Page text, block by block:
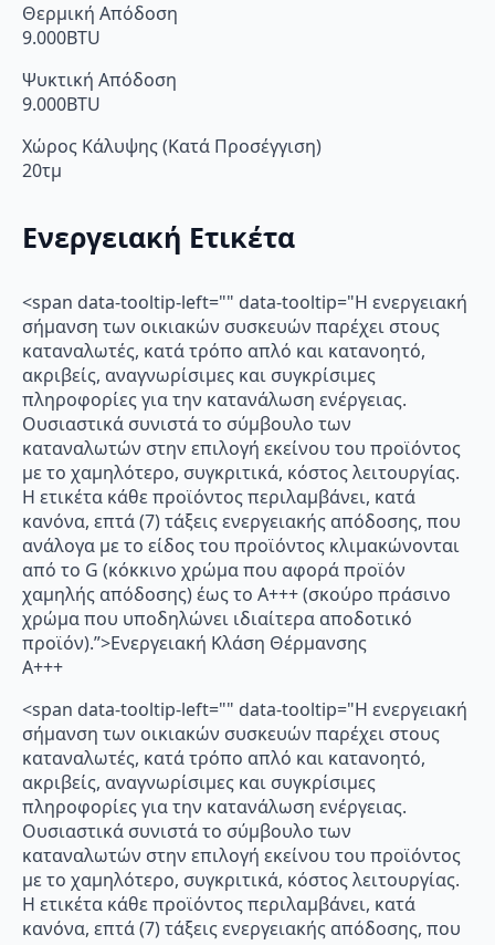
Θερμική Απόδοση
9.000BTU
Ψυκτική Απόδοση
9.000BTU
Χώρος Κάλυψης (Κατά Προσέγγιση)
20τμ
Ενεργειακή Ετικέτα
<span data-tooltip-left="" data-tooltip="Η ενεργειακή
σήμανση των οικιακών συσκευών παρέχει στους
καταναλωτές, κατά τρόπο απλό και κατανοητό,
ακριβείς, αναγνωρίσιμες και συγκρίσιμες
πληροφορίες για την κατανάλωση ενέργειας.
Ουσιαστικά συνιστά το σύμβουλο των
καταναλωτών στην επιλογή εκείνου του προϊόντος
με το χαμηλότερο, συγκριτικά, κόστος λειτουργίας.
Η ετικέτα κάθε προϊόντος περιλαμβάνει, κατά
κανόνα, επτά (7) τάξεις ενεργειακής απόδοσης, που
ανάλογα με το είδος του προϊόντος κλιμακώνονται
από το G (κόκκινο χρώμα που αφορά προϊόν
χαμηλής απόδοσης) έως το Α+++ (σκούρο πράσινο
χρώμα που υποδηλώνει ιδιαίτερα αποδοτικό
προϊόν).”>Ενεργειακή Κλάση Θέρμανσης
A+++
<span data-tooltip-left="" data-tooltip="Η ενεργειακή
σήμανση των οικιακών συσκευών παρέχει στους
καταναλωτές, κατά τρόπο απλό και κατανοητό,
ακριβείς, αναγνωρίσιμες και συγκρίσιμες
πληροφορίες για την κατανάλωση ενέργειας.
Ουσιαστικά συνιστά το σύμβουλο των
καταναλωτών στην επιλογή εκείνου του προϊόντος
με το χαμηλότερο, συγκριτικά, κόστος λειτουργίας.
Η ετικέτα κάθε προϊόντος περιλαμβάνει, κατά
κανόνα, επτά (7) τάξεις ενεργειακής απόδοσης, που